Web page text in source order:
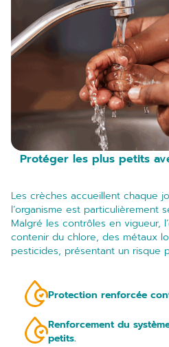
Protéger les plus petits
Les crèches accueillent chaque
l’organisme est particulièrement
Malgré les contrôles en vigueur,
contenir du chlore, des métaux
pesticides, présentant un risque
Protection renforcée
Renforcement du
petits.